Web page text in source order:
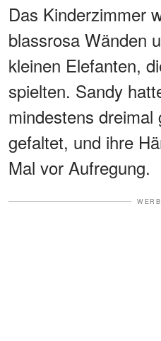
Das Kinderzimmer
blassrosa Wänden
kleinen Elefanten,
spielten. Sandy
mindestens
gefaltet, und ihre
Mal vor Aufregung.